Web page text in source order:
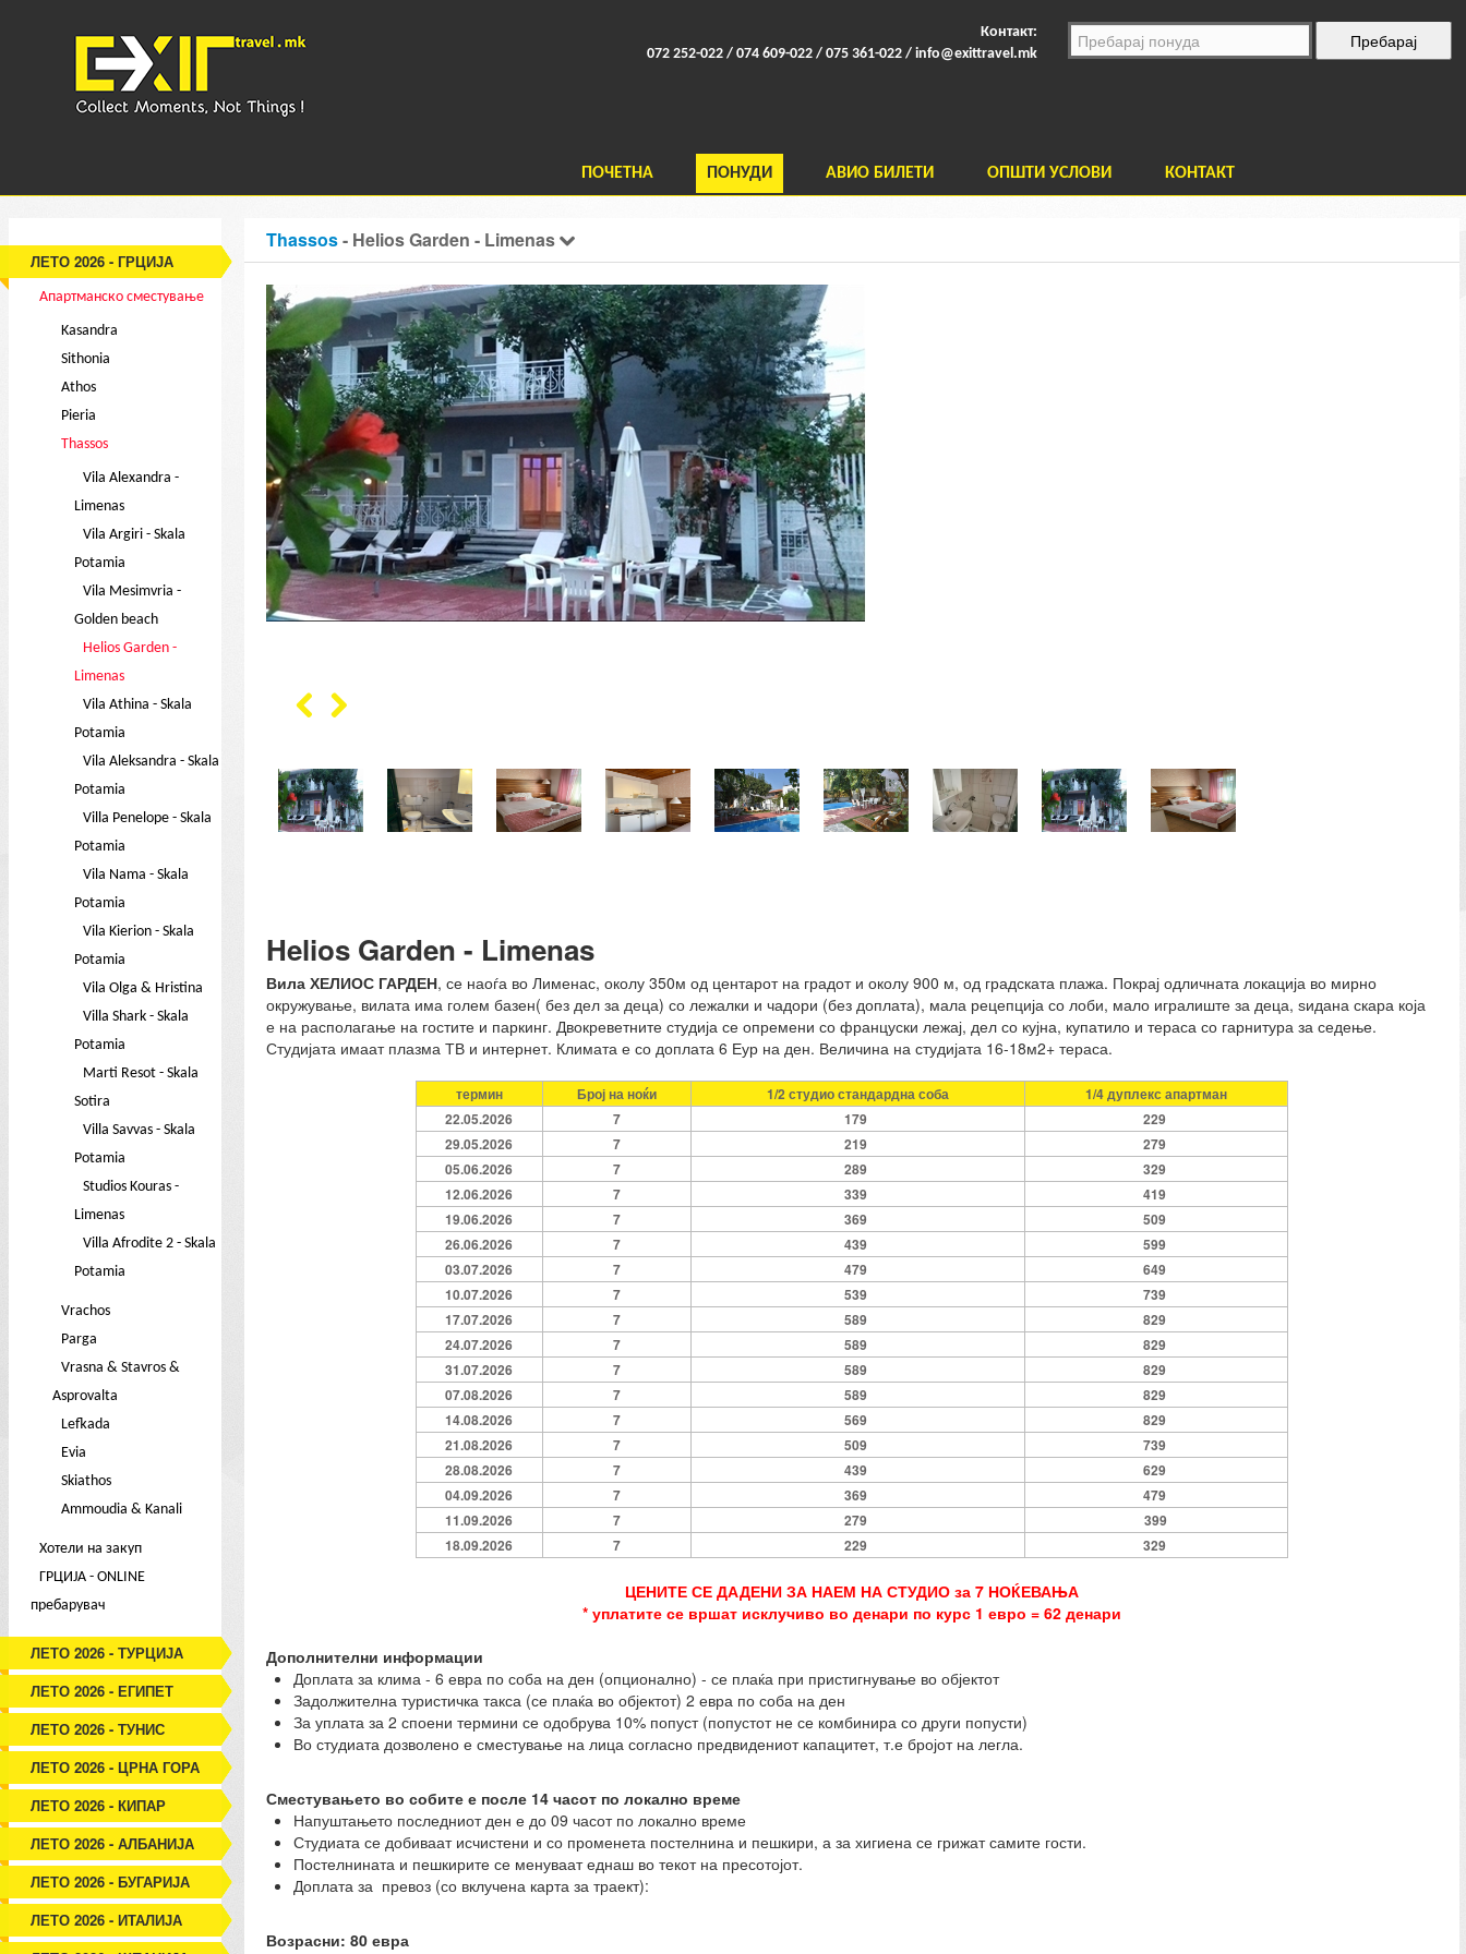
Контакт:
072 252-022 / 074 609-022 / 075 361-022 / info@exittravel.mk
ПОЧЕТНА ПОНУДИ АВИО БИЛЕТИ ОПШТИ УСЛОВИ КОНТАКТ
ЛЕТО 2026 - ГРЦИЈА
Апартманско сместување
Kasandra
Sithonia
Athos
Pieria
Thassos
Vila Alexandra -
Limenas
Vila Argiri - Skala
Potamia
Vila Mesimvria -
Golden beach
Helios Garden -
Limenas
Vila Athina - Skala
Potamia
Vila Aleksandra - Skala
Potamia
Villa Penelope - Skala
Potamia
Vila Nama - Skala
Potamia
Vila Kierion - Skala
Potamia
Vila Olga & Hristina
Villa Shark - Skala
Potamia
Marti Resot - Skala
Sotira
Villa Savvas - Skala
Potamia
Studios Kouras -
Limenas
Villa Afrodite 2 - Skala
Potamia
Vrachos
Parga
Vrasna & Stavros &
Asprovalta
Lefkada
Evia
Skiathos
Ammoudia & Kanali
Хотели на закуп
ГРЦИЈА - ONLINE
пребарувач
ЛЕТО 2026 - ТУРЦИЈА
ЛЕТО 2026 - ЕГИПЕТ
ЛЕТО 2026 - ТУНИС
ЛЕТО 2026 - ЦРНА ГОРА
ЛЕТО 2026 - КИПАР
ЛЕТО 2026 - АЛБАНИЈА
ЛЕТО 2026 - БУГАРИЈА
ЛЕТО 2026 - ИТАЛИЈА
Thassos- Helios Garden - Limenas
Helios Garden - Limenas
Вила ХЕЛИОС ГАРДЕН, се наоѓа во Лименас, околу 350м од центарот на градот и околу 900 м, од градската плажа. Покрај одличната локација во мирно
окружување, вилата има голем базен( без дел за деца) со лежалки и чадори (без доплата), мала рецепција со лоби, мало игралиште за деца, ѕидана скара која
е на располагање на гостите и паркинг. Двокреветните студија се опремени со француски лежај, дел со кујна, купатило и тераса со гарнитура за седење.
Студијата имаат плазма ТВ и интернет. Климата е со доплата 6 Еур на ден. Величина на студијата 16-18м2+ тераса.
термин Број на ноќи 1/2 студио стандардна соба
1/4 дуплекс апартман
22.05.2026
7 179
229
29.05.2026
7 219
279
05.06.2026
7 289
329
12.06.2026
7 339
419
19.06.2026
7 369
509
26.06.2026
7 439
599
03.07.2026
7 479
649
10.07.2026
7 539
739
17.07.2026
7 589
829
24.07.2026
7 589
829
31.07.2026
7 589
829
07.08.2026
7 589
829
14.08.2026
7 569
829
21.08.2026
7 509
739
28.08.2026
7 439
629
04.09.2026
7 369
479
11.09.2026
7 279
399
18.09.2026
7 229 329
ЦЕНИТЕ СЕ ДАДЕНИ ЗА НАЕМ НА СТУДИО за 7 НОЌЕВАЊА
* уплатите се вршат исклучиво во денари по курс 1 евро = 62 денари
Дополнителни информации
Доплата за клима - 6 евра по соба на ден (опционално) - се плаќа при пристигнување во објектот
Задолжителна туристичка такса (се плаќа во објектот) 2 евра по соба на ден
За уплата за 2 споени термини се одобрува 10% попуст (попустот не се комбинира со други попусти)
Во студиата дозволено е сместување на лица согласно предвидениот капацитет, т.е бројот на легла.
Сместувањето во собите е после 14 часот по локално време
Напуштањето последниот ден е до 09 часот по локално време
Студиата се добиваат исчистени и со променета постелнина и пешкири, а за хигиена се грижат самите гости.
Постелнината и пешкирите се менуваат еднаш во текот на пресотојот.
Доплата за превоз (со вклучена карта за траект):
Возрасни: 80 евра